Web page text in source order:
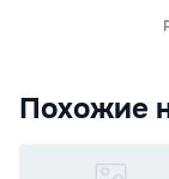
Похожие